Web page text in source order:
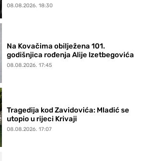
08.08.2026. 18:30
Na Kovačima obilježena 101.
godišnjica rođenja Alije Izetbegovića
08.08.2026. 17:45
Tragedija kod Zavidovića: Mladić se
utopio u rijeci Krivaji
08.08.2026. 17:07